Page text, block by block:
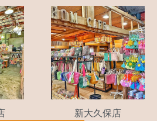
新大久保店